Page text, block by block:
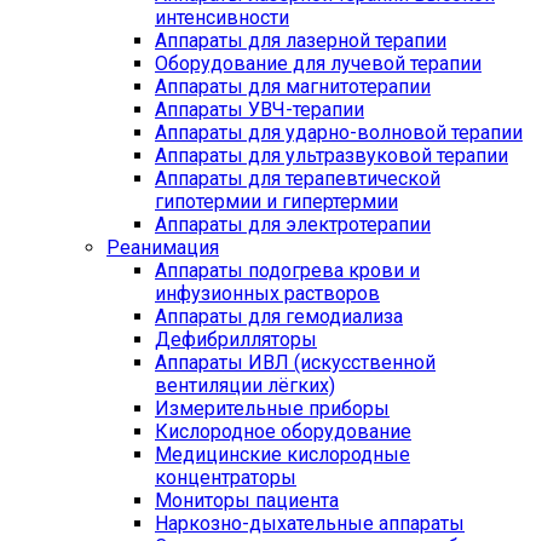
интенсивности
Аппараты для лазерной терапии
Оборудование для лучевой терапии
Аппараты для магнитотерапии
Аппараты УВЧ-терапии
Аппараты для ударно-волновой терапии
Аппараты для ультразвуковой терапии
Аппараты для терапевтической
гипотермии и гипертермии
Аппараты для электротерапии
Реанимация
Аппараты подогрева крови и
инфузионных растворов
Аппараты для гемодиализа
Дефибрилляторы
Аппараты ИВЛ (искусственной
вентиляции лёгких)
Измерительные приборы
Кислородное оборудование
Медицинские кислородные
концентраторы
Мониторы пациента
Наркозно-дыхательные аппараты